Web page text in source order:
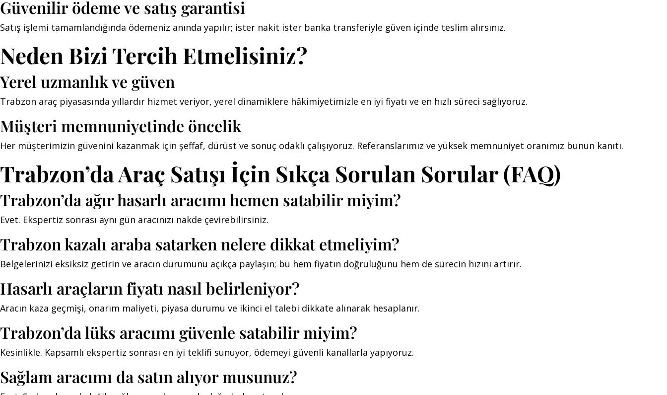
Güvenilir ödeme ve satış garantisi
Satış işlemi tamamlandığında ödemeniz anında yapılır; ister nakit ister banka transferiyle güven içinde teslim alırsınız.
Neden Bizi Tercih Etmelisiniz?
Yerel uzmanlık ve güven
Trabzon araç piyasasında yıllardır hizmet veriyor, yerel dinamiklere hâkimiyetimizle en iyi fiyatı ve en hızlı süreci sağlıyoruz.
Müşteri memnuniyetinde öncelik
Her müşterimizin güvenini kazanmak için şeffaf, dürüst ve sonuç odaklı çalışıyoruz. Referanslarımız ve yüksek memnuniyet oranımız bunun kanıtı.
Trabzon’da Araç Satışı İçin Sıkça Sorulan Sorular (FAQ)
Trabzon’da ağır hasarlı aracımı hemen satabilir miyim?
Evet. Ekspertiz sonrası aynı gün aracınızı nakde çevirebilirsiniz.
Trabzon kazalı araba satarken nelere dikkat etmeliyim?
Belgelerinizi eksiksiz getirin ve aracın durumunu açıkça paylaşın; bu hem fiyatın doğruluğunu hem de sürecin hızını artırır.
Hasarlı araçların fiyatı nasıl belirleniyor?
Aracın kaza geçmişi, onarım maliyeti, piyasa durumu ve ikinci el talebi dikkate alınarak hesaplanır.
Trabzon’da lüks aracımı güvenle satabilir miyim?
Kesinlikle. Kapsamlı ekspertiz sonrası en iyi teklifi sunuyor, ödemeyi güvenli kanallarla yapıyoruz.
Sağlam aracımı da satın alıyor musunuz?